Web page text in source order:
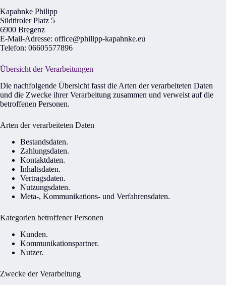
Kapahnke Philipp
Südtiroler Platz 5
6900 Bregenz
E-Mail-Adresse: office@philipp-kapahnke.eu
Telefon: 06605577896
Übersicht der Verarbeitungen
Die nachfolgende Übersicht fasst die Arten der verarbeiteten Daten
und die Zwecke ihrer Verarbeitung zusammen und verweist auf die
betroffenen Personen.
Arten der verarbeiteten Daten
Bestandsdaten.
Zahlungsdaten.
Kontaktdaten.
Inhaltsdaten.
Vertragsdaten.
Nutzungsdaten.
Meta-, Kommunikations- und Verfahrensdaten.
Kategorien betroffener Personen
Kunden.
Kommunikationspartner.
Nutzer.
Zwecke der Verarbeitung